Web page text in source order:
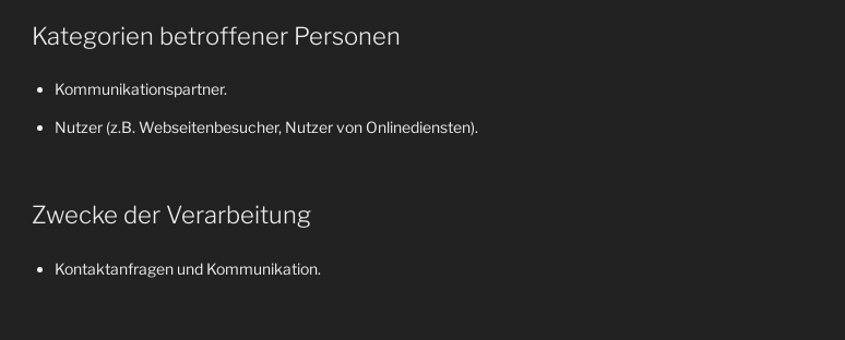
Kategorien betroffener Personen
Kommunikationspartner.
Nutzer (z.B. Webseitenbesucher, Nutzer von Onlinediensten).
Zwecke der Verarbeitung
Kontaktanfragen und Kommunikation.